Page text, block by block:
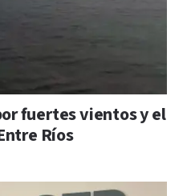
fuertes vientos y el
Ríos